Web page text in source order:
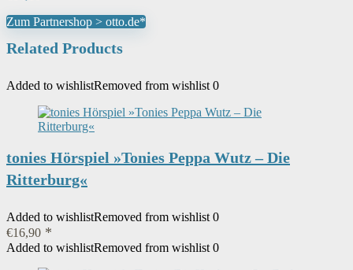
Zum Partnershop > otto.de*
Related Products
Added to wishlistRemoved from wishlist 0
tonies Hörspiel »Tonies Peppa Wutz – Die
Ritterburg«
Added to wishlistRemoved from wishlist 0
€16,90
Added to wishlistRemoved from wishlist 0